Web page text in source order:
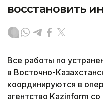
восстановить
Все работы по
в Восточно-
координируются в
агентство Kazinform